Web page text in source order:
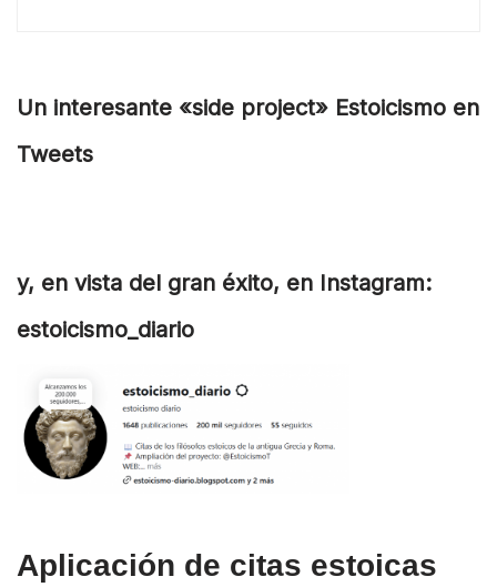
Un interesante «side project» Estoicismo en
Tweets
y, en vista del gran éxito, en Instagram:
estoicismo_diario
Aplicación de citas estoicas